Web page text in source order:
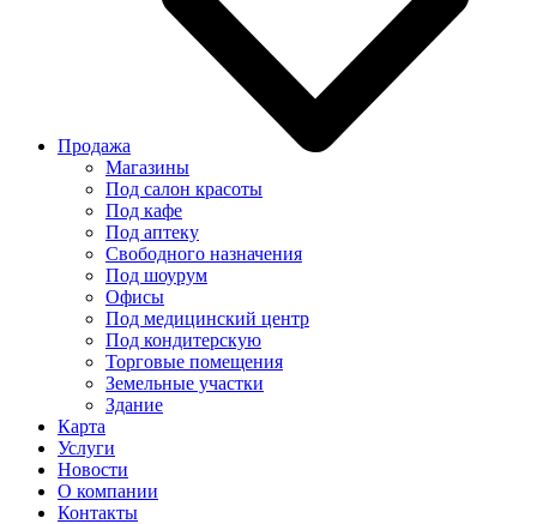
Продажа
Магазины
Под салон красоты
Под кафе
Под аптеку
Свободного назначения
Под шоурум
Офисы
Под медицинский центр
Под кондитерскую
Торговые помещения
Земельные участки
Здание
Карта
Услуги
Новости
О компании
Контакты